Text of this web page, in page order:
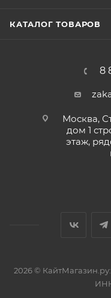
КАТАЛОГ ТОВАРОВ
8
Москва,
дом 1
этаж,
2026 ©